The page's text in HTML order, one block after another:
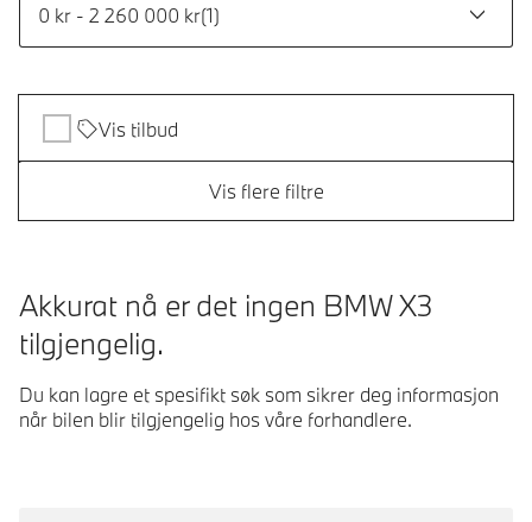
0 kr - 2 260 000 kr(1)
Vis tilbud
Vis flere filtre
Akkurat nå er det ingen BMW X3
tilgjengelig.
Du kan lagre et spesifikt søk som sikrer deg informasjon
når bilen blir tilgjengelig hos våre forhandlere.